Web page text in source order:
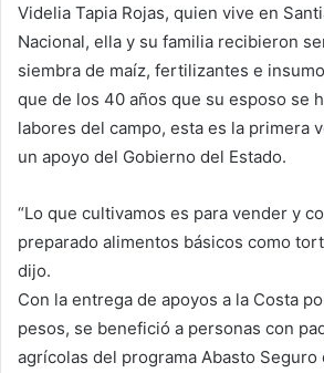
Videlia Tapia Rojas, quien vive en
Nacional, ella y su familia recibieron
siembra de maíz, fertilizantes e
que de los 40 años que su esposo se
labores del campo, esta es la primera
un apoyo del Gobierno del Estado.
“Lo que cultivamos es para vender y
preparado alimentos básicos como
dijo.
Con la entrega de apoyos a la Costa
pesos, se benefició a personas con
agrícolas del programa Abasto Seguro